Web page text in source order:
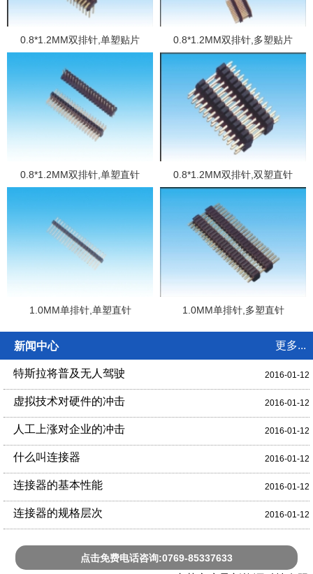
0.8*1.2MM双排针,单塑贴片 0.8*1.2MM双排针,多塑贴片
0.8*1.2MM双排针,单塑直针 0.8*1.2MM双排针,双塑直针
1.0MM单排针,单塑直针 1.0MM单排针,多塑直针
新闻中心 更多...
特斯拉将普及无人驾驶 2016-01-12
虚拟技术对硬件的冲击 2016-01-12
人工上涨对企业的冲击 2016-01-12
什么叫连接器 2016-01-12
连接器的基本性能 2016-01-12
连接器的规格层次 2016-01-12
点击免费电话咨询:0769-85337633